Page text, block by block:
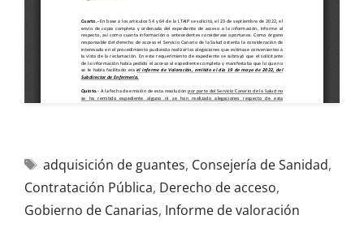
adquisición de guantes, Consejería de Sanidad,
Contratación Pública, Derecho de acceso,
Gobierno de Canarias, Informe de valoración